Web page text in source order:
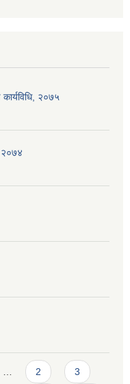
२०७५
२०७४
… 2 3